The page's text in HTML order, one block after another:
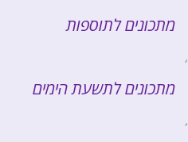
מתכונים לתוספות
,
מתכונים לתשעת הימים
,